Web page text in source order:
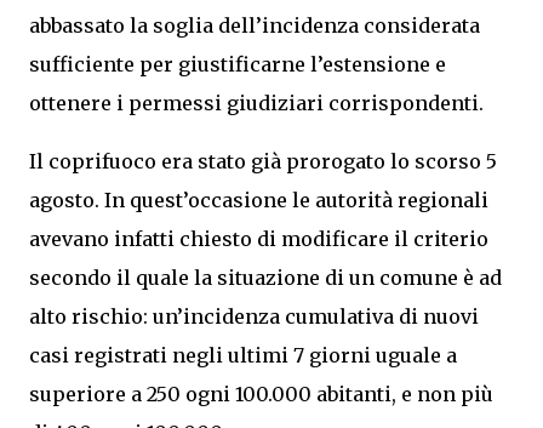
abbassato la soglia dell’incidenza considerata
sufficiente per giustificarne l’estensione e
ottenere i permessi giudiziari corrispondenti.
Il coprifuoco era stato già prorogato lo scorso 5
agosto. In quest’occasione le autorità regionali
avevano infatti chiesto di modificare il criterio
secondo il quale la situazione di un comune è ad
alto rischio: un’incidenza cumulativa di nuovi
casi registrati negli ultimi 7 giorni uguale a
superiore a 250 ogni 100.000 abitanti, e non più